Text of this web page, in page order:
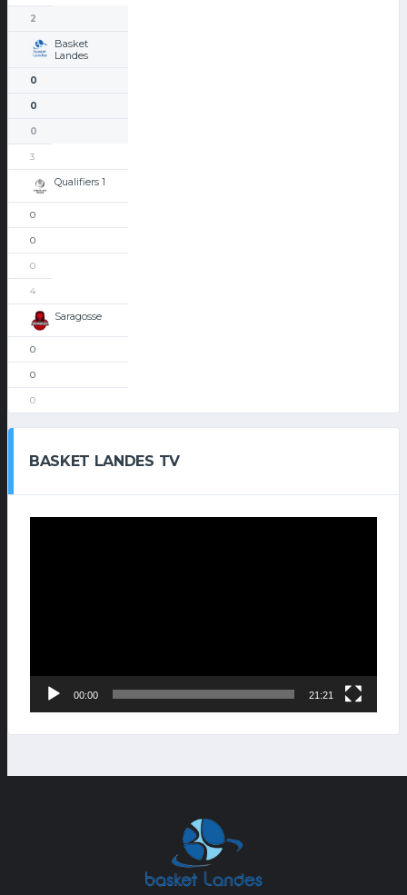
2
Basket
Landes
0
0
0
3
Qualifiers 1
0
0
0
4
Saragosse
0
0
0
BASKET LANDES TV
00:00 21:21